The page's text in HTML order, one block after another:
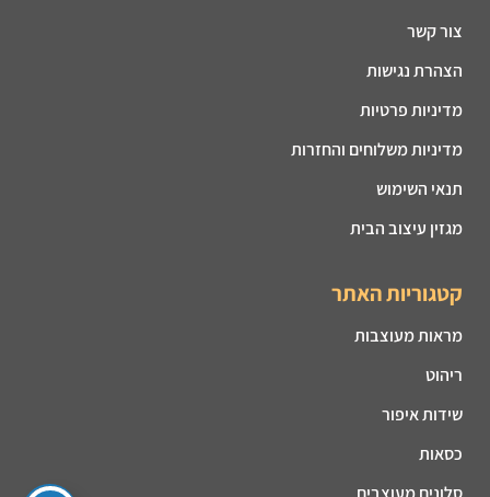
צור קשר
הצהרת נגישות
מדיניות פרטיות
מדיניות משלוחים והחזרות
תנאי השימוש
מגזין עיצוב הבית
קטגוריות האתר
מראות מעוצבות
ריהוט
שידות איפור
כסאות